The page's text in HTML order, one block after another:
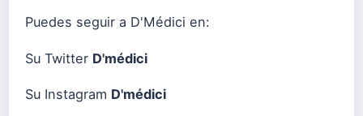
Puedes seguir a D'Médici en:
Su Twitter D'médici
Su Instagram D'médici